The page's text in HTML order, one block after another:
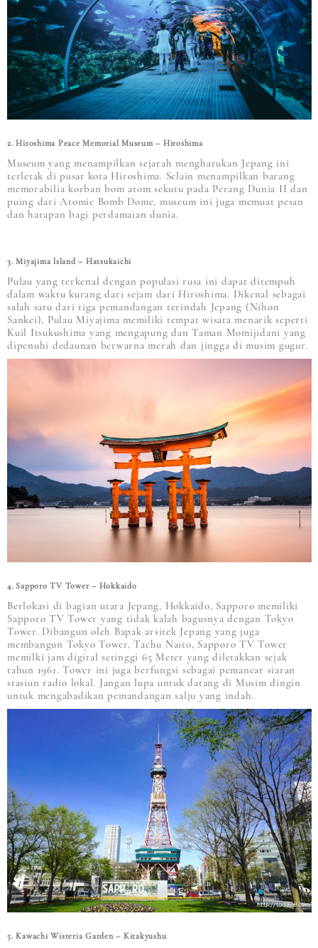
2. Hiroshima Peace Memorial Museum – Hiroshima
Museum yang menampilkan sejarah mengharukan Jepang ini
terletak di pusat kota Hiroshima. Selain menampilkan barang
memorabilia korban bom atom sekutu pada Perang Dunia II dan
puing dari Atomic Bomb Dome, museum ini juga memuat pesan
dan harapan bagi perdamaian dunia.
3. Miyajima lsland – Hatsukaichi
Pulau yang terkenal dengan populasi rusa ini dapat ditempuh
dalam waktu kurang dari sejam dari Hiroshima. Dikenal sebagai
salah satu dari tiga pemandangan terindah Jepang (Nihon
Sankei), Pulau Miyajima memiliki tempat wisata menarik seperti
Kuil Itsukushima yang mengapung dan Taman Momijidani yang
dipenuhi dedaunan berwarna merah dan jingga di musim gugur.
4. Sapporo TV Tower – Hokkaido
Berlokasi di bagian utara Jepang, Hokkaido, Sapporo memiliki
Sapporo TV Tower yang tidak kalah bagusnya dengan Tokyo
Tower. Dibangun oleh Bapak arsitek Jepang yang juga
membangun Tokyo Tower, Tachu Naito, Sapporo TV Tower
memilki jam digital setinggi 65 Meter yang diletakkan sejak
tahun 1961. Tower ini juga berfungsi sebagai pemancar siaran
stasiun radio lokal. Jangan lupa untuk datang di Musim dingin
untuk mengabadikan pemandangan salju yang indah.
5. Kawachi Wisteria Garden – Kitakyushu